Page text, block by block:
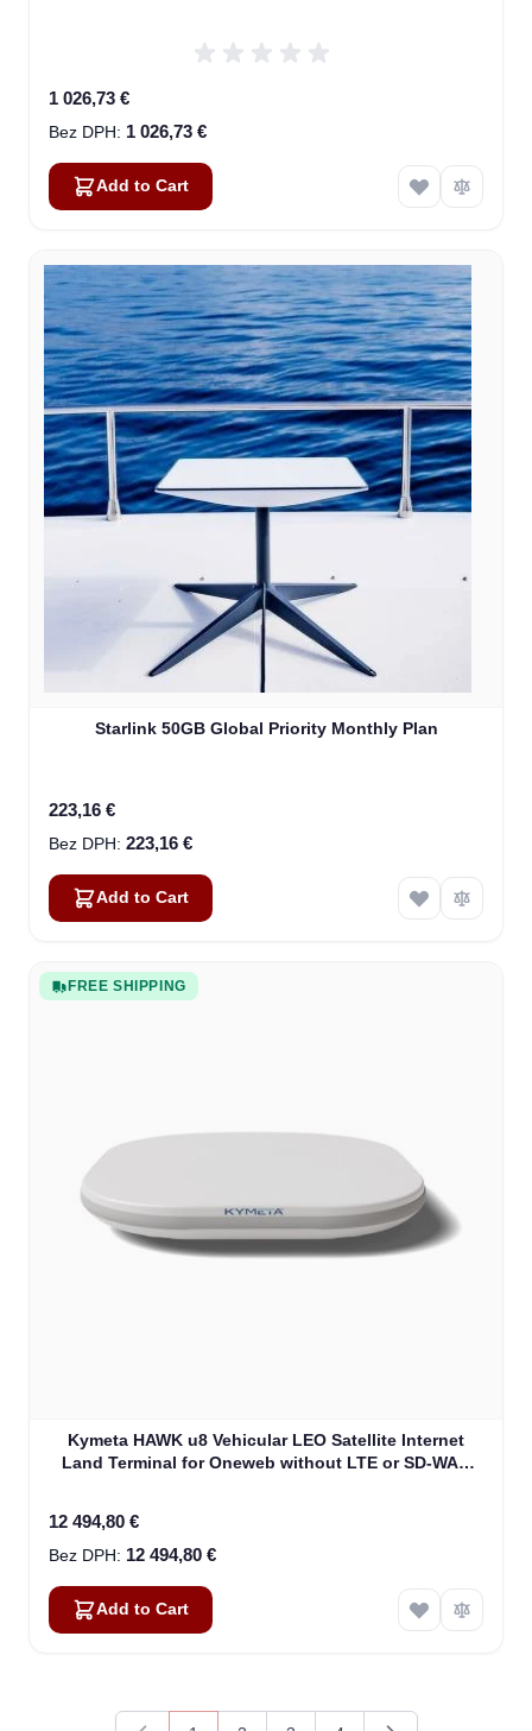
1 026,73 €
1 026,73 €
Add to Cart
Starlink 50GB Global Priority Monthly Plan
223,16 €
223,16 €
Add to Cart
FREE SHIPPING
Kymeta HAWK u8 Vehicular LEO Satellite Internet
Land Terminal for Oneweb without LTE or SD-WAN
12 494,80 €
12 494,80 €
Add to Cart